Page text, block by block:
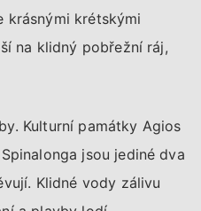
krásnými krétskými
na klidný pobřežní ráj,
Kulturní památky Agios
jsou jediné dva
Klidné vody zálivu